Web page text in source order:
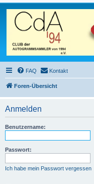
FAQ Kontakt
Foren-Übersicht
Anmelden
Benutzername:
Passwort:
Ich habe mein Passwort vergessen